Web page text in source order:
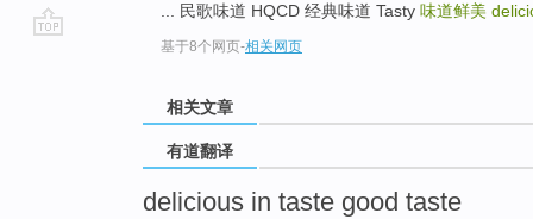
... 民歌味道 HQCD 经典味道 Tasty 味道鲜美
基于8个网页-相关网页
相关文章
有道翻译
delicious in taste good taste